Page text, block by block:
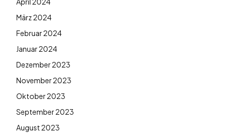
März 2024
Februar 2024
Januar 2024
Dezember 2023
November 2023
Oktober 2023
September 2023
August 2023